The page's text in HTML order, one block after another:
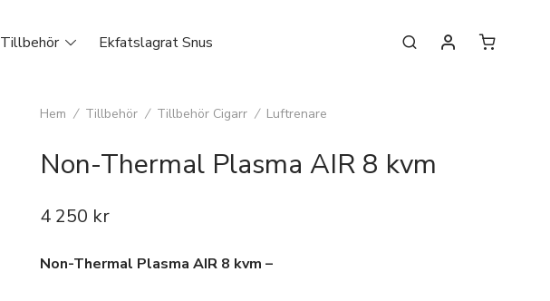
Tillbehör Ekfatslagrat Snus
Hem / Tillbehör / Tillbehör Cigarr / Luftrenare
Non-Thermal Plasma AIR 8 kvm
4 250 kr
Non-Thermal Plasma AIR 8 kvm –